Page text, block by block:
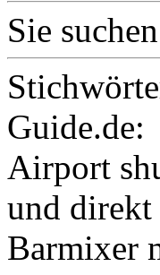
Sie
Guide.de:
Airport
und direkt
Barmixer